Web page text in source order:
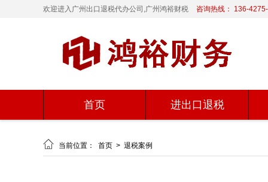
欢迎进入广州出口退税代办公司,广州鸿裕财税 咨询热线： 136-
首页 进出口退税
 当前位置： 首页 > 退税案例